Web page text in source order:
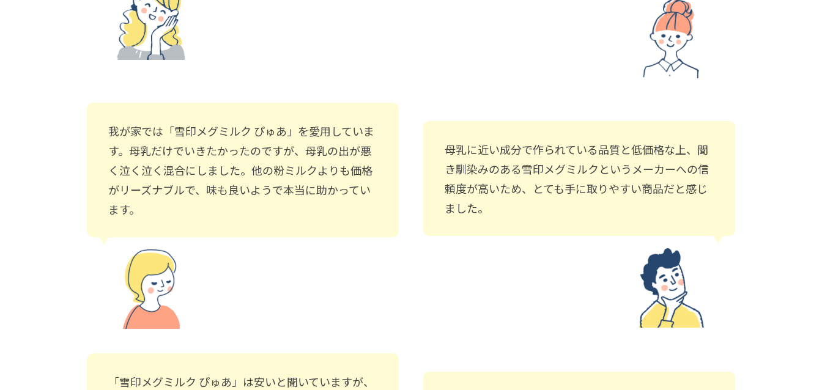
我が家では「雪印メグミルク ぴゅあ」を愛用していま
す。母乳だけでいきたかったのですが、母乳の出が悪
く泣く泣く混合にしました。他の粉ミルクよりも価格
がリーズナブルで、味も良いようで本当に助かってい
ます。
母乳に近い成分で作られている品質と低価格な上、聞
き馴染みのある雪印メグミルクというメーカーへの信
頼度が高いため、とても手に取りやすい商品だと感じ
ました。
「雪印メグミルク ぴゅあ」は安いと聞いていますが、